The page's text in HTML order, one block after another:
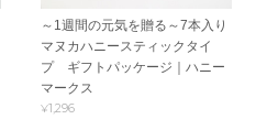
～1週間の元気を贈る～7本入り
マヌカハニースティックタイ
プ ギフトパッケージ｜ハニー
マークス
¥1,296